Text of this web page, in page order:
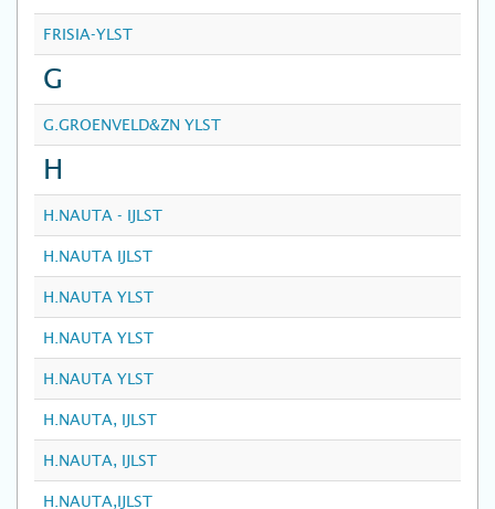
FRISIA-YLST
G
G.GROENVELD&ZN YLST
H
H.NAUTA - IJLST
H.NAUTA IJLST
H.NAUTA YLST
H.NAUTA YLST
H.NAUTA YLST
H.NAUTA, IJLST
H.NAUTA, IJLST
H.NAUTA,IJLST